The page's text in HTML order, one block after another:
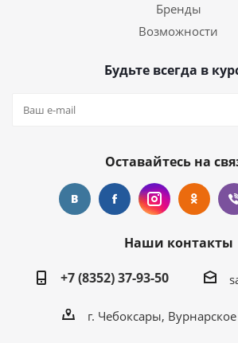
Бренды
Возможности
Будьте всегда в
Оставайтесь на
Наши контакты
+7 (8352) 37-93-50
г. Чебоксары,